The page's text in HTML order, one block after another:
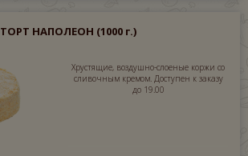
ТОРТ НАПОЛЕОН (1000 г.)
Хрустящие, воздушно-слоеные коржи со
сливочным кремом. Доступен к заказу
до 19.00